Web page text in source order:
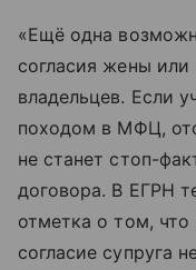
«Ещё одна
согласия жены
владельцев. Если
походом в МФЦ,
не станет стоп-
договора. В ЕГРН
отметка о том, что
согласие супруга